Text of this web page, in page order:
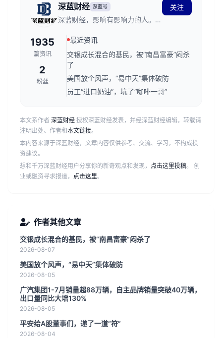
深蓝财经 深蓝号
深蓝财经，影响有影响力的人。创
者社区，关注资本市场、公司价
值、财经传媒行业，是国内领先的
财经新媒体。
关注
1935
篇资讯
2
粉丝
最近资讯
交银成长混合的基民，被“南昌富豪”闷杀
了
美国放个风声，“易中天”集体破防
员工“进口奶油”，坑了“咖啡一哥”
本文系作者 深蓝财经 授权深蓝财经发表，并经深蓝财经编辑，转载请
注明出处、作者和本文链接。
本内容来源于深蓝财经，文章内容仅供参考、交流、学习，不构成投
资建议。
想和千万深蓝财经用户分享你的新奇观点和发现， 点击这里投稿。 创
业或融资寻求报道， 点击这里。
作者其他文章
交银成长混合的基民，被“南昌富豪”闷杀了
2026-08-07
美国放个风声，“易中天”集体破防
2026-08-05
广汽集团1-7月销量超88万辆，自主品牌销量突破40万辆，
出口量同比大增130%
2026-08-05
平安给A股董事们，递了一道“符”
2026-08-04